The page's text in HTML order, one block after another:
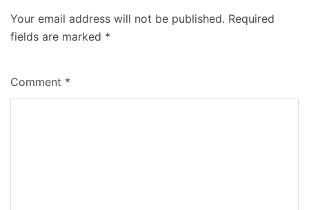
Your email address will not be published. Required
fields are marked *
Comment *